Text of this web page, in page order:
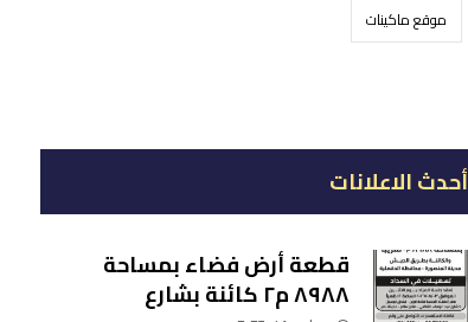
موقع ماكينات
أحدث الاعلانات
قطعة أرض فضاء بمساحة
٨٩٨٨ م٢ كائنة بشارع